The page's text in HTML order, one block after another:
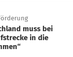
in die